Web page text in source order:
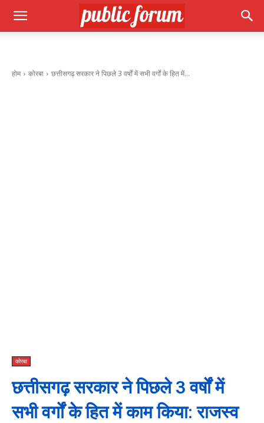
होम कोरबा छत्तीसगढ़ सरकार ने पिछले 3 वर्षों में सभी वर्गों के हित में...
कोरबा
छत्तीसगढ़ सरकार ने पिछले 3 वर्षों में
सभी वर्गों के हित में काम किया: राजस्व